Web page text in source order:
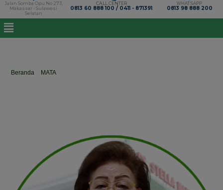
Jalan Somba Opu No 273,
Makassar - Sulawesi
Selatan
CALL CENTER
0813 60 888 100 / 0411 - 871391
WHATSAPP
0813 98 888 200
Beranda MATA>